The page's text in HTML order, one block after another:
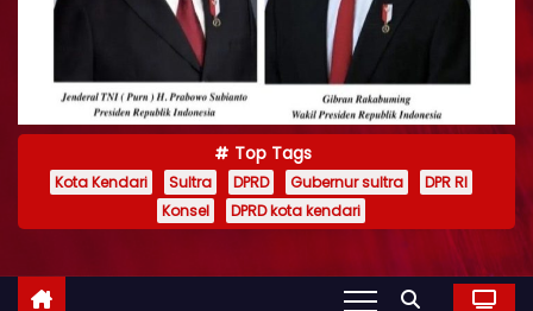
Top Tags
Kota Kendari Sultra DPRD Gubernur sultra
DPR RI
Konsel
DPRD kota kendari